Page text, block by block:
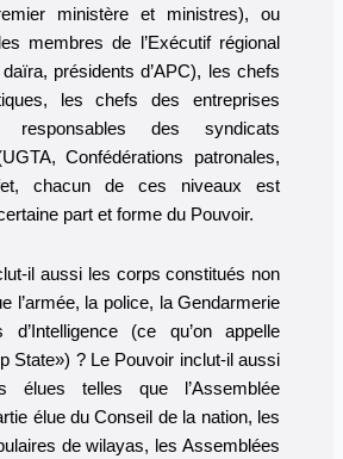
ministère et ministres), ou
membres de l’Exécutif régional
présidents d’APC), les chefs
les chefs des entreprises
responsables des syndicats
Confédérations patronales,
chacun de ces niveaux est
part et forme du Pouvoir.
il aussi les corps constitués non
l’armée, la police, la Gendarmerie
(ce qu’on appelle
State») ? Le Pouvoir inclut-il aussi
élues telles que l’Assemblée
élue du Conseil de la nation, les
de wilayas, les Assemblées